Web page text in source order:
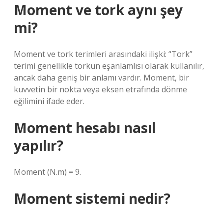
Moment ve tork aynı şey
mi?
Moment ve tork terimleri arasındaki ilişki: “Tork”
terimi genellikle torkun eşanlamlısı olarak kullanılır,
ancak daha geniş bir anlamı vardır. Moment, bir
kuvvetin bir nokta veya eksen etrafında dönme
eğilimini ifade eder.
Moment hesabı nasıl
yapılır?
Moment (N.m) = 9.
Moment sistemi nedir?